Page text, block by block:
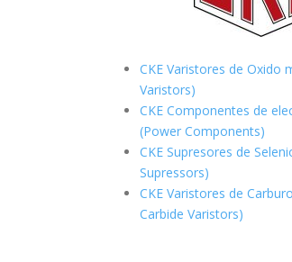
CKE Varistores de Oxido
Varistors)
CKE Componentes de
(Power Components)
CKE Supresores de
Supressors)
CKE Varistores de
Carbide Varistors)